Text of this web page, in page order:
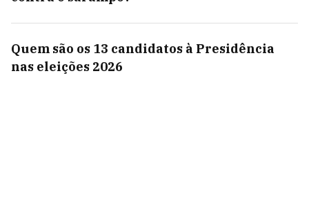
Quem são os 13 candidatos à Presidência
nas eleições 2026